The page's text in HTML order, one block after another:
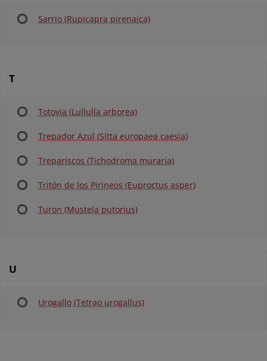
Sarrio (Rupicapra pirenaica)
T
Totovia (Lullulla arborea)
Trepador Azul (Sitta europaea caesia)
Trepariscos (Tichodroma muraria)
Tritón de los Pirineos (Euproctus asper)
Turon (Mustela putorius)
U
Urogallo (Tetrao urogallus)